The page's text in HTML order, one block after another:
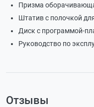
Призма
Штатив с полочкой
Диск с программой-
Руководство по
Отзывы